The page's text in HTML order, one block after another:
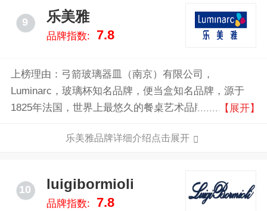
尼斯精湛的人工吹玻璃技术在此发扬光大。如今，
ZALTO在全世界各地的美食家之间享誉盛名，亦是全球
葡萄杯的头部品牌之一。
9 乐美雅
品牌指数: 7.8
上榜理由：弓箭玻璃器皿（南京）有限公司，
Luminarc，玻璃杯知名品牌，便当盒知名品牌，源于
1825年法国，世界上最悠久的餐桌艺术品牌之一，全球
【展开】
乐美雅品牌详细介绍点击展开
10 luigibormioli
品牌指数: 7.8